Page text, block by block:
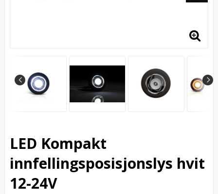
LED Kompakt
innfellingsposisjonslys hvit
12-24V